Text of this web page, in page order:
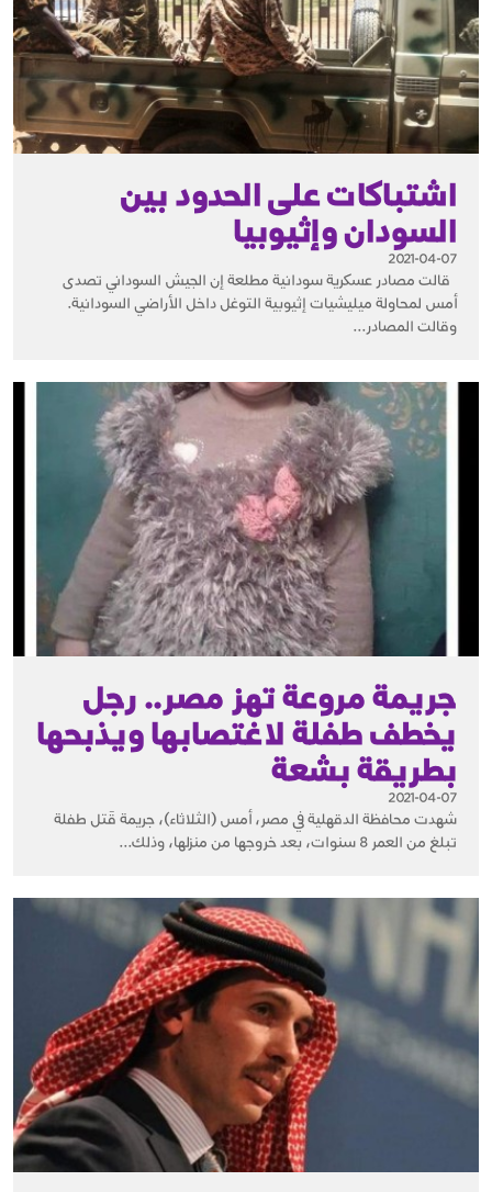
اشتباكات على الحدود بين
السودان وإثيوبيا
2021-04-07
قالت مصادر عسكرية سودانية مطلعة إن الجيش السوداني تصدى
أمس لمحاولة ميليشيات إثيوبية التوغل داخل الأراضي السودانية.
وقالت المصادر...
جريمة مروعة تهز مصر.. رجل
يخطف طفلة لاغتصابها ويذبحها
بطريقة بشعة
2021-04-07
شهدت محافظة الدقهلية في مصر، أمس (الثلاثاء)، جريمة قَتل طفلة
تبلغ من العمر 8 سنوات، بعد خروجها من منزلها، وذلك...